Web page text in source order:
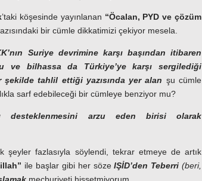
’taki köşesinde yayınlanan “Öcalan, PYD ve çözüm
bir cümle dikkatimizi çekiyor mesela.
Suriye devrimine karşı başından itibaren
ve bilhassa da Türkiye’ye karşı sergilediği
şekilde tahlil ettiği yazısında yer alan şu cümle
sarf edebileceği bir cümleye benziyor mu?
desteklenmesini arzu eden birisi olarak
şeyler fazlasıyla söylendi, tekrar etmeye de artık
ile başlar gibi her söze IŞİD’den Teberri(beri,